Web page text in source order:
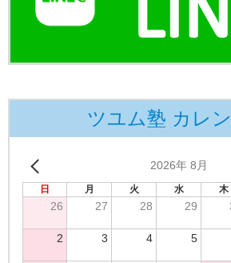
ツユム塾 カレ
2026年 8月
日 月 火 水 木
26 27 28 29
2 3 4 5